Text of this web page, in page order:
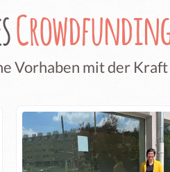
Vorhaben mit der